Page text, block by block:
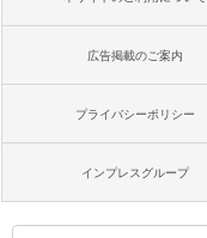
広告掲載のご案内
プライバシーポリシー
インプレスグループ